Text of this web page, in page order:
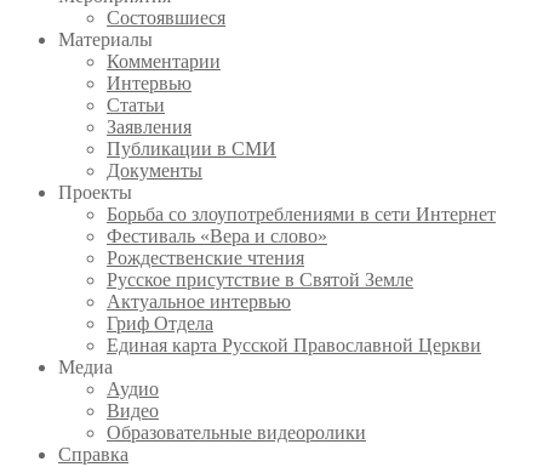
Состоявшиеся
Материалы
Комментарии
Интервью
Статьи
Заявления
Публикации в СМИ
Документы
Проекты
Борьба со злоупотреблениями в сети Интернет
Фестиваль «Вера и слово»
Рождественские чтения
Русское присутствие в Святой Земле
Актуальное интервью
Гриф Отдела
Единая карта Русской Православной Церкви
Медиа
Аудио
Видео
Образовательные видеоролики
Справка